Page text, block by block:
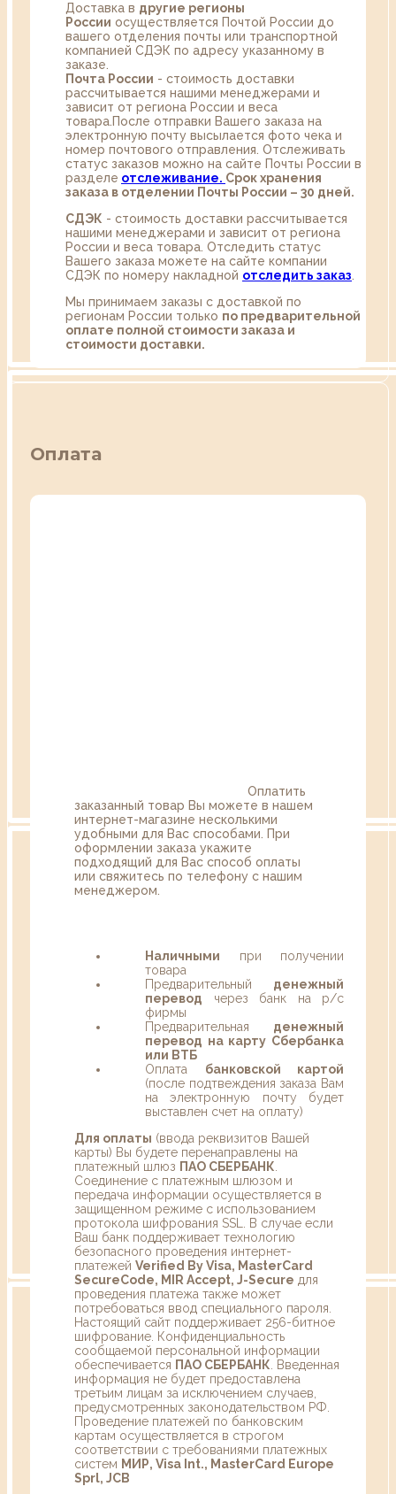
Доставка в другие регионы
России осуществляется Почтой России до
вашего отделения почты или транспортной
компанией СДЭК по адресу указанному в
заказе.
Почта России - стоимость доставки
рассчитывается нашими менеджерами и
зависит от региона России и веса
товара.После отправки Вашего заказа на
электронную почту высылается фото чека и
номер почтового отправления. Отслеживать
статус заказов можно на сайте Почты России в
разделе oтслеживание. Срок хранения
заказа в отделении Почты России – 30 дней.
СДЭК - стоимость доставки рассчитывается
нашими менеджерами и зависит от региона
России и веса товара. Отследить статус
Вашего заказа можете на сайте компании
СДЭК по номеру накладной отследить заказ
Мы принимаем заказы с доставкой по
регионам России только по предварительной
оплате полной стоимости заказа и
стоимости доставки.
Оплата
Оплатить
заказанный товар Вы можете в нашем
интернет-магазине несколькими
удобными для Вас способами. При
оформлении заказа укажите
подходящий для Вас способ оплаты
или свяжитесь по телефону с нашим
менеджером.
Наличными при получении
товара
Предварительный денежный
перевод через банк на р/с
фирмы
Предварительная денежный
перевод на карту Сбербанка
или ВТБ
Оплата банковской картой
(после подтвеждения заказа Вам
на электронную почту будет
выставлен счет на оплату)
Для оплаты (ввода реквизитов Вашей
карты) Вы будете перенаправлены на
платежный шлюз ПАО СБЕРБАНК
Соединение с платежным шлюзом и
передача информации осуществляется в
защищенном режиме с использованием
протокола шифрования SSL. В случае если
Ваш банк поддерживает технологию
безопасного проведения интернет-
платежей Verified By Visa, MasterCard
SecureCode, MIR Accept, J-Secure для
проведения платежа также может
потребоваться ввод специального пароля.
Настоящий сайт поддерживает 256-битное
шифрование. Конфиденциальность
сообщаемой персональной информации
обеспечивается ПАО СБЕРБАНК . Введенная
информация не будет предоставлена
третьим лицам за исключением случаев,
предусмотренных законодательством РФ.
Проведение платежей по банковским
картам осуществляется в строгом
соответствии с требованиями платежных
систем МИР, Visa Int., MasterCard Europe
Sprl, JCB